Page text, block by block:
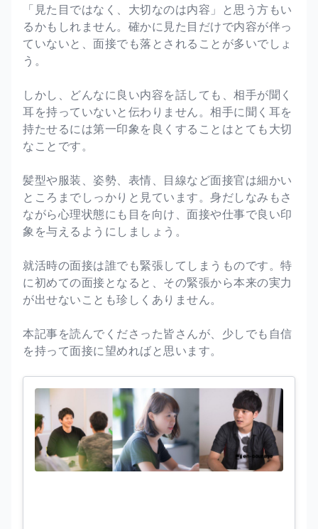
「見た目ではなく、大切なのは内容」と思う方もい
るかもしれません。確かに見た目だけで内容が伴っ
ていないと、面接でも落とされることが多いでしょ
う。
しかし、どんなに良い内容を話しても、相手が聞く
耳を持っていないと伝わりません。相手に聞く耳を
持たせるには第一印象を良くすることはとても大切
なことです。
髪型や服装、姿勢、表情、目線など面接官は細かい
ところまでしっかりと見ています。身だしなみもさ
ながら心理状態にも目を向け、面接や仕事で良い印
象を与えるようにしましょう。
就活時の面接は誰でも緊張してしまうものです。特
に初めての面接となると、その緊張から本来の実力
が出せないことも珍しくありません。
本記事を読んでくださった皆さんが、少しでも自信
を持って面接に望めればと思います。